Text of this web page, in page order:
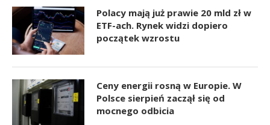
Polacy mają już prawie 20 mld zł w
ETF-ach. Rynek widzi dopiero
początek wzrostu
Ceny energii rosną w Europie. W
Polsce sierpień zaczął się od
mocnego odbicia